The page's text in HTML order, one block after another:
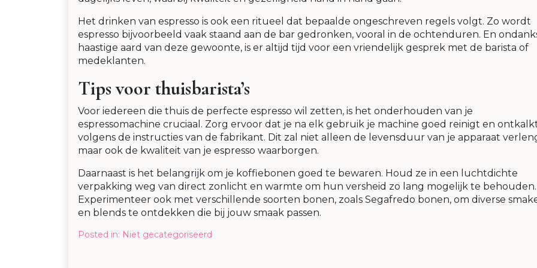
Het drinken van espresso is ook een ritueel dat bepaalde ongeschreven regels volgt. Zo wordt
espresso bijvoorbeeld vaak staand aan de bar gedronken, vooral in de ochtenduren. En
haastige aard van deze gewoonte, is er altijd tijd voor een vriendelijk gesprek met de barista of
medeklanten.
Tips voor thuisbarista’s
Voor iedereen die thuis de perfecte espresso wil zetten, is het onderhouden van je
espressomachine cruciaal. Zorg ervoor dat je na elk gebruik je machine goed reinigt en
volgens de instructies van de fabrikant. Dit zal niet alleen de levensduur van je apparaat
maar ook de kwaliteit van je espresso waarborgen.
Daarnaast is het belangrijk om je koffiebonen goed te bewaren. Houd ze in een luchtdichte
verpakking weg van direct zonlicht en warmte om hun versheid zo lang mogelijk te behouden.
Experimenteer ook met verschillende soorten bonen, zoals Segafredo bonen, om diverse
en blends te ontdekken die bij jouw smaak passen.
Posted in: Niet gecategoriseerd